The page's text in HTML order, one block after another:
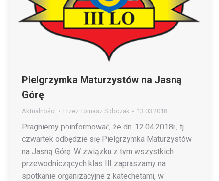
Pielgrzymka Maturzystów na Jasną
Górę
Aktualności Przez Tomasz Sobczak 13.03.2018
Pragniemy poinformować, że dn. 12.04.2018r., tj.
czwartek odbędzie się Pielgrzymka Maturzystów
na Jasną Górę. W związku z tym wszystkich
przewodniczących klas III zapraszamy na
spotkanie organizacyjne z katechetami, w